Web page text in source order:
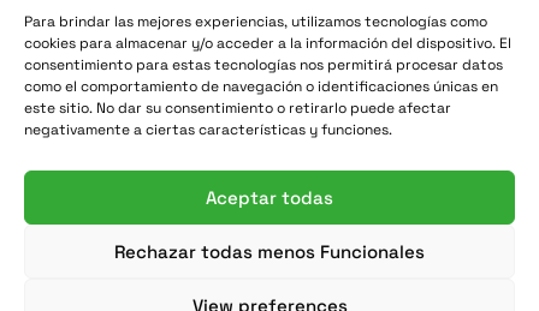
Para brindar las mejores experiencias, utilizamos tecnologías como
cookies para almacenar y/o acceder a la información del dispositivo. El
consentimiento para estas tecnologías nos permitirá procesar datos
como el comportamiento de navegación o identificaciones únicas en
este sitio. No dar su consentimiento o retirarlo puede afectar
negativamente a ciertas características y funciones.
Aceptar todas
Rechazar todas menos Funcionales
View preferences
NOTICIAS
ENCUESTA DE
SATISFACCIÓN
Enviar